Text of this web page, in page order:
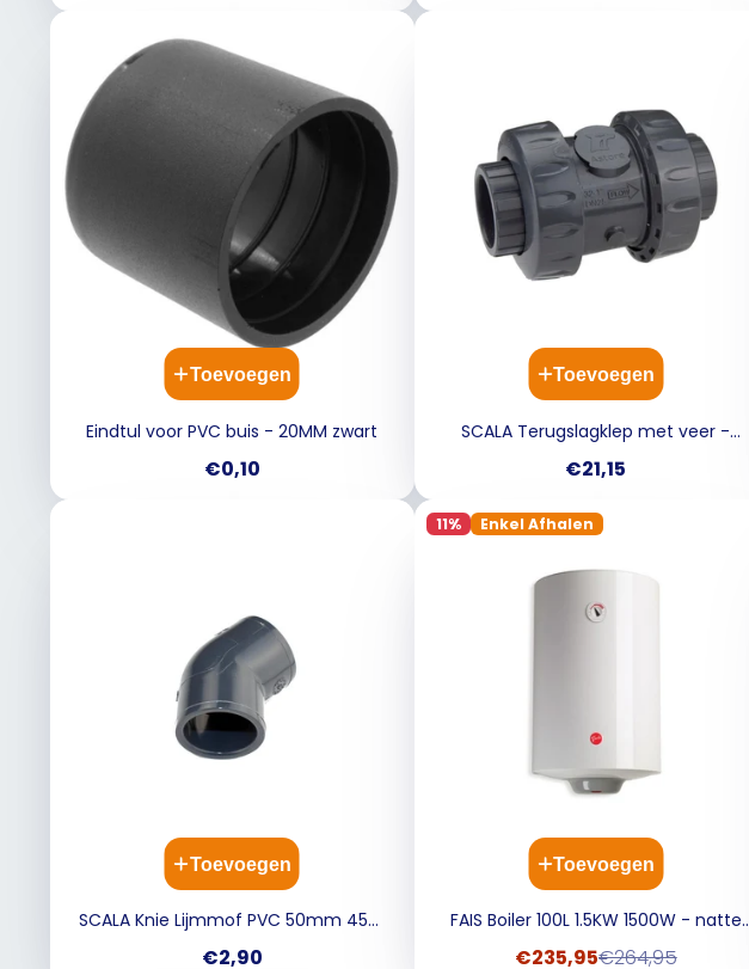
Toevoegen
Eindtul voor PVC buis - 20MM zwart
Prijs
€0,10
Toevoegen
SCALA Terugslagklep met veer -
Prijs
€21,15
Toevoegen
SCALA Knie Lijmmof PVC 50mm 45gr
Prijs
€2,90
11% Enkel Afhalen
Toevoegen
FAIS Boiler 100L 1.5KW 1500W - natte
Verkoopprijs
€235,95Normale
€264,95